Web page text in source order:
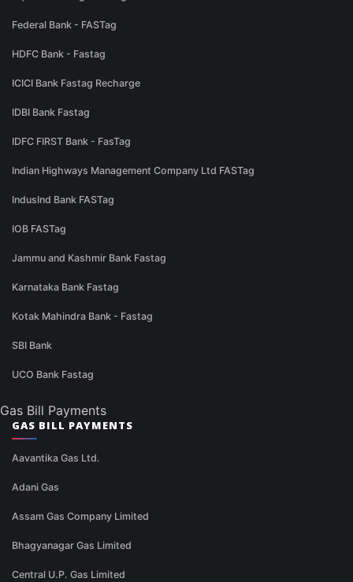
Federal Bank - FASTag
HDFC Bank - Fastag
ICICI Bank Fastag Recharge
IDBI Bank Fastag
IDFC FIRST Bank - FasTag
Indian Highways Management Company Ltd FASTag
IndusInd Bank FASTag
IOB FASTag
Jammu and Kashmir Bank Fastag
Karnataka Bank Fastag
Kotak Mahindra Bank - Fastag
SBI Bank
UCO Bank Fastag
Gas Bill Payments
GAS BILL PAYMENTS
Aavantika Gas Ltd.
Adani Gas
Assam Gas Company Limited
Bhagyanagar Gas Limited
Central U.P. Gas Limited